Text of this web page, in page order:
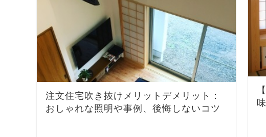
注文住宅吹き抜けメリットデメリット：
おしゃれな照明や事例、後悔しないコツ